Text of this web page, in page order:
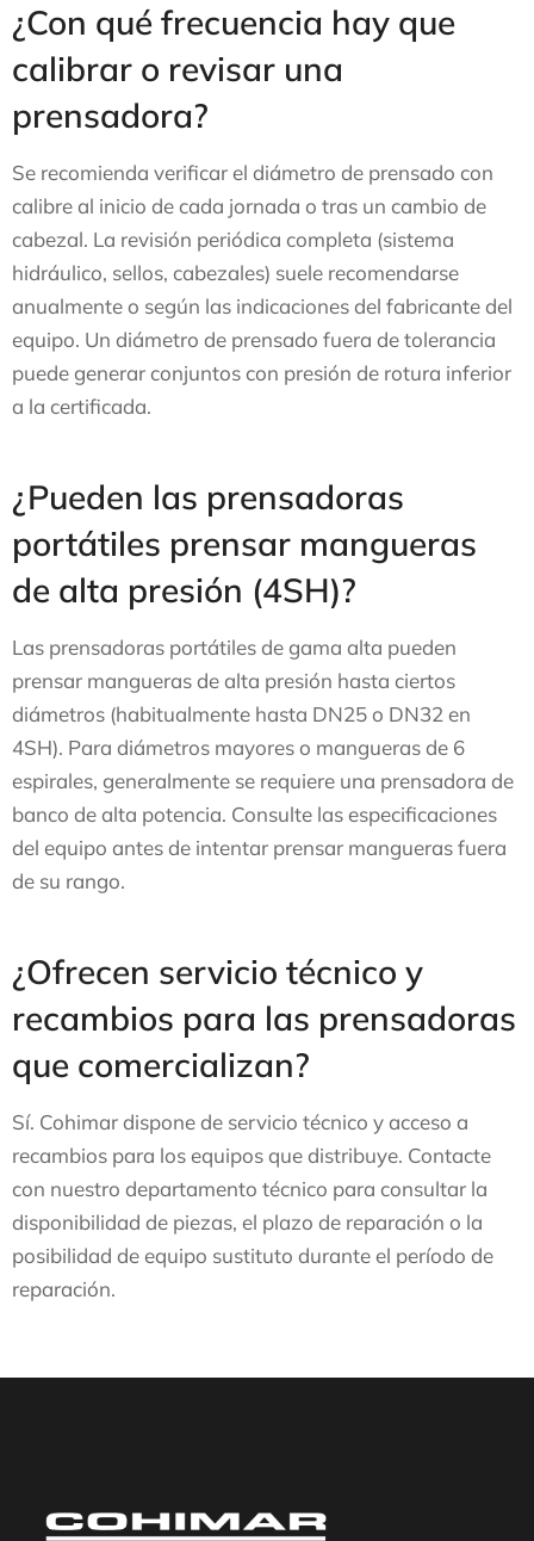
¿Con qué frecuencia hay que
calibrar o revisar una
prensadora?
Se recomienda verificar el diámetro de prensado con
calibre al inicio de cada jornada o tras un cambio de
cabezal. La revisión periódica completa (sistema
hidráulico, sellos, cabezales) suele recomendarse
anualmente o según las indicaciones del fabricante del
equipo. Un diámetro de prensado fuera de tolerancia
puede generar conjuntos con presión de rotura inferior
a la certificada.
¿Pueden las prensadoras
portátiles prensar mangueras
de alta presión (4SH)?
Las prensadoras portátiles de gama alta pueden
prensar mangueras de alta presión hasta ciertos
diámetros (habitualmente hasta DN25 o DN32 en
4SH). Para diámetros mayores o mangueras de 6
espirales, generalmente se requiere una prensadora de
banco de alta potencia. Consulte las especificaciones
del equipo antes de intentar prensar mangueras fuera
de su rango.
¿Ofrecen servicio técnico y
recambios para las prensadoras
que comercializan?
Sí. Cohimar dispone de servicio técnico y acceso a
recambios para los equipos que distribuye. Contacte
con nuestro departamento técnico para consultar la
disponibilidad de piezas, el plazo de reparación o la
posibilidad de equipo sustituto durante el período de
reparación.